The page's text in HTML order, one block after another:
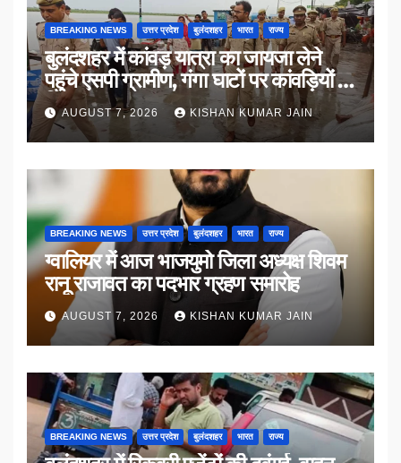
BREAKING NEWS उत्तर प्रदेश बुलंदशहर भारत राज्य
बुलंदशहर में कांवड़ यात्रा का जायजा लेने
पहुंचे एसपी ग्रामीण, गंगा घाटों पर कांवड़ियों से
किया संवाद
AUGUST 7, 2026 KISHAN KUMAR JAIN
BREAKING NEWS उत्तर प्रदेश बुलंदशहर भारत राज्य
ग्वालियर में आज भाजयुमो जिला अध्यक्ष शिवम
रानू राजावत का पदभार ग्रहण समारोह
AUGUST 7, 2026 KISHAN KUMAR JAIN
BREAKING NEWS उत्तर प्रदेश बुलंदशहर भारत राज्य